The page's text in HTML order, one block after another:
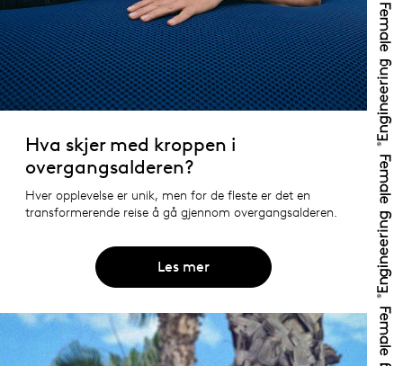
Hva skjer med kroppen i
overgangsalderen?
Hver opplevelse er unik, men for de fleste er det en
transformerende reise å gå gjennom overgangsalderen.
Les mer